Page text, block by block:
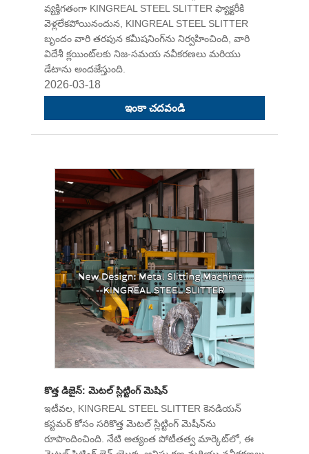
వ్యక్తిగతంగా KINGREAL STEEL SLITTER ఫ్యాక్టరీకి
వెళ్లలేకపోయినందున, KINGREAL STEEL SLITTER
బృందం వారి తరపున కమీషనింగ్‌ను నిర్వహించింది, వారి
విదేశీ క్లయింట్‌లకు నిజ-సమయ నవీకరణలు మరియు
డేటాను అందజేస్తుంది.
2026-03-18
ఇంకా చదవండి
కొత్త డిజైన్: మెటల్ స్లిట్టింగ్ మెషిన్
ఇటీవల, KINGREAL STEEL SLITTER కెనడియన్
కస్టమర్ కోసం సరికొత్త మెటల్ స్లిట్టింగ్ మెషీన్‌ను
రూపొందించింది. నేటి అత్యంత పోటీతత్వ మార్కెట్‌లో, ఈ